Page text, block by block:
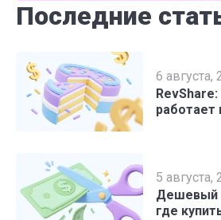
Последние
6 августа,
работает
5 августа,
Дешевый
где